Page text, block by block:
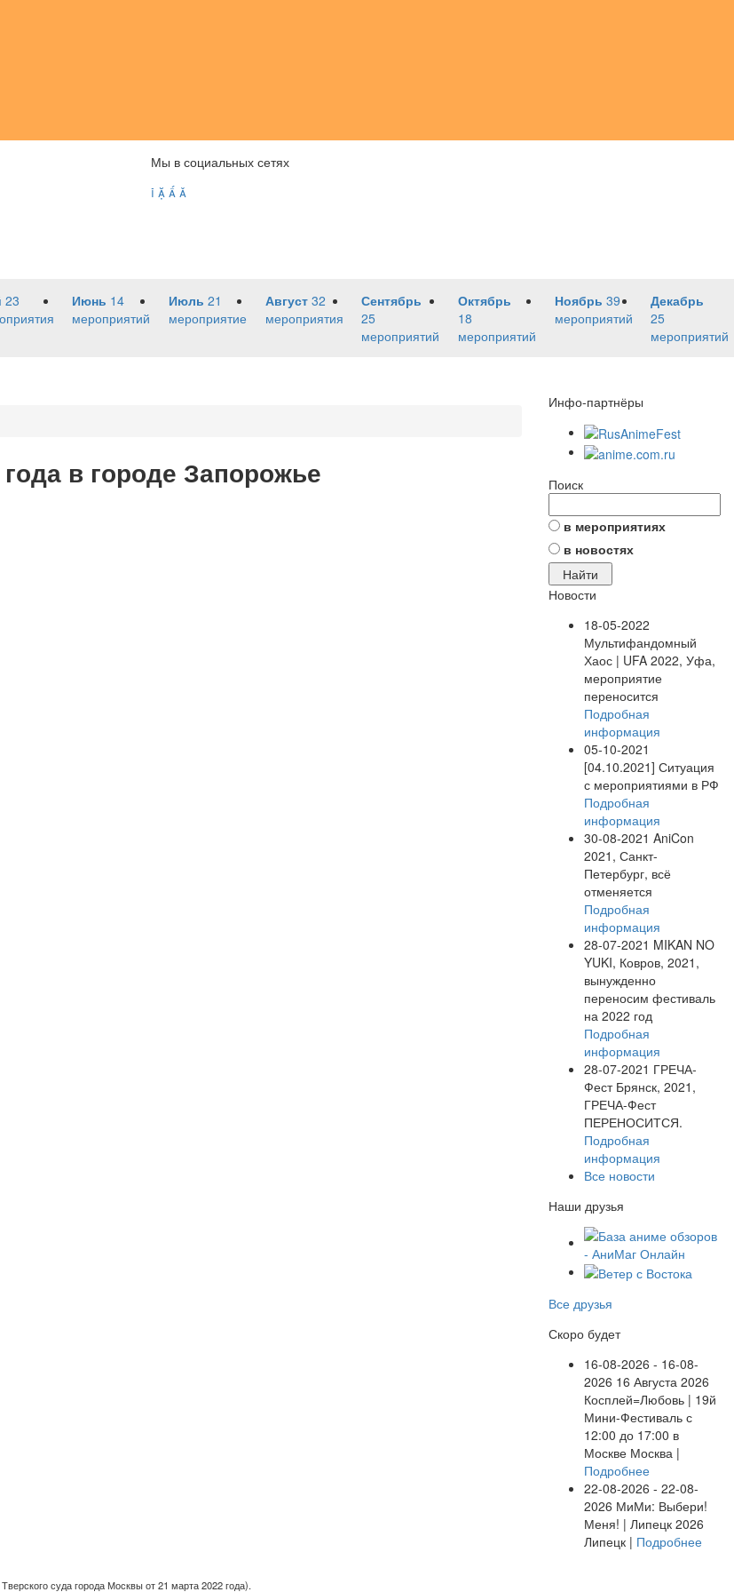
Мы в социальных сетях
   
23
Июнь 14
мероприятий
Июль 21
мероприятие
Август 32
мероприятия
Сентябрь
25
мероприятий
Октябрь
18
мероприятий
Ноябрь 39
мероприятий
Декабрь
25
мероприятий
в городе Запорожье
Инфо-партнёры
Поиск
в мероприятиях
в новостях
Новости
18-05-2022
Мультифандомный
Хаос | UFA 2022, Уфа,
мероприятие
переносится
Подробная
информация
05-10-2021
[04.10.2021] Ситуация
с мероприятиями в РФ
Подробная
информация
30-08-2021 AniCon
2021, Санкт-
Петербург, всё
отменяется
Подробная
информация
28-07-2021 MIKAN NO
YUKI, Ковров, 2021,
вынужденно
переносим фестиваль
на 2022 год
Подробная
информация
28-07-2021 ГРЕЧА-
Фест Брянск, 2021,
ГРЕЧА-Фест
ПЕРЕНОСИТСЯ.
Подробная
информация
Все новости
Наши друзья
Все друзья
Скоро будет
16-08-2026 - 16-08-
2026 16 Августа 2026
Косплей=Любовь | 19й
Мини-Фестиваль с
12:00 до 17:00 в
Москве Москва |
Подробнее
22-08-2026 - 22-08-
2026 МиМи: Выбери!
Меня! | Липецк 2026
Липецк | Подробнее
суда города Москвы от 21 марта 2022 года).